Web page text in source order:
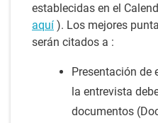
establecidas en el
aquí ). Los mejores
serán citados a :
Presentación de
la entrevista
documentos